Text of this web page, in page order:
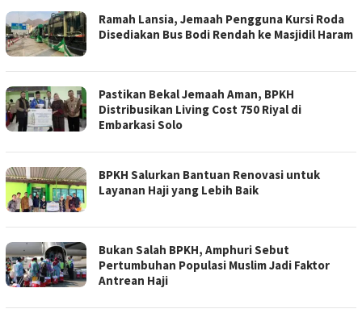
Ramah Lansia, Jemaah Pengguna Kursi Roda
Disediakan Bus Bodi Rendah ke Masjidil Haram
Pastikan Bekal Jemaah Aman, BPKH
Distribusikan Living Cost 750 Riyal di
Embarkasi Solo
BPKH Salurkan Bantuan Renovasi untuk
Layanan Haji yang Lebih Baik
Bukan Salah BPKH, Amphuri Sebut
Pertumbuhan Populasi Muslim Jadi Faktor
Antrean Haji